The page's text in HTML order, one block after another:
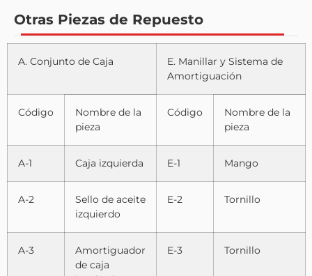
Otras Piezas de Repuesto
A. Conjunto de Caja
E. Manillar y Sistema de
Amortiguación
Código
Nombre de la
pieza
Código
Nombre de la
pieza
A-1 Caja izquierda E-1 Mango
A-2
Sello de aceite
izquierdo
E-2 Tornillo
A-3
Amortiguador
de caja
E-3 Tornillo